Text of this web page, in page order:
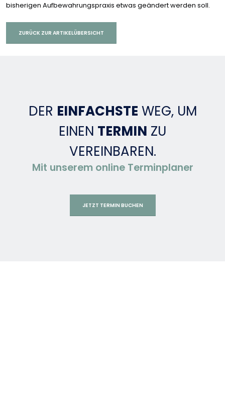
bisherigen Aufbewahrungspraxis etwas geändert werden soll.
ZURÜCK ZUR ARTIKELÜBERSICHT
DER EINFACHSTE WEG, UM
EINEN TERMIN ZU
VEREINBAREN.
Mit unserem online Terminplaner
JETZT TERMIN BUCHEN